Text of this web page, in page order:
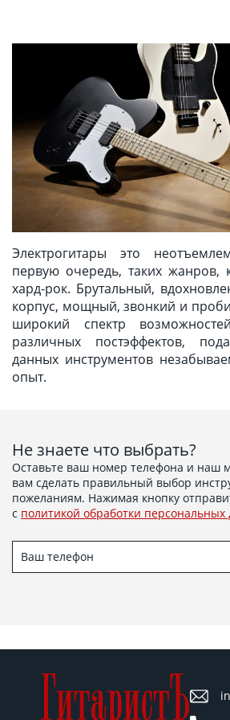
Электрогитары это
первую очередь, таких жанров,
хард-рок. Брутальный,
корпус, мощный, звонкий и
широкий спектр
различных постэффектов,
данных инструментов
опыт.
Не знаете что выбрать?
Оставьте ваш номер телефона и наш
вам сделать правильный выбор
пожеланиям. Нажимая кнопку
с политикой обработки